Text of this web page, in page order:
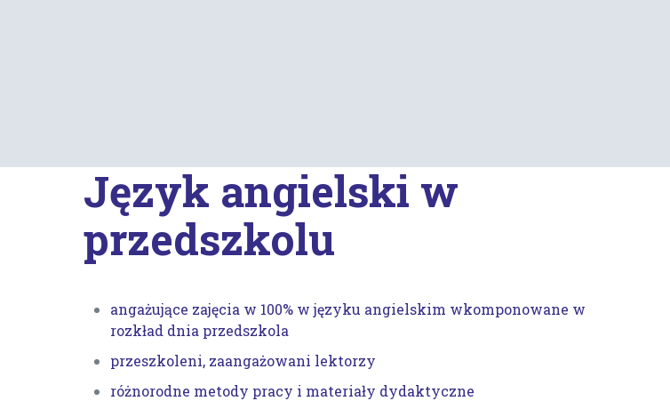
Język angielski w
przedszkolu
angażujące zajęcia w 100% w języku angielskim wkomponowane w
rozkład dnia przedszkola
przeszkoleni, zaangażowani lektorzy
różnorodne metody pracy i materiały dydaktyczne